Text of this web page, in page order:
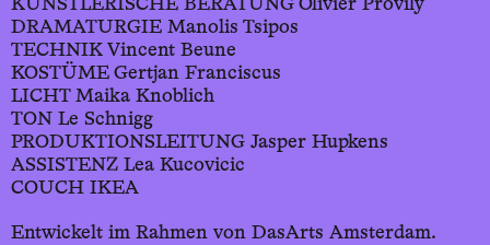
KÜNSTLERISCHE BERATUNG Olivier Provily
DRAMATURGIE Manolis Tsipos
TECHNIK Vincent Beune
KOSTÜME Gertjan Franciscus
LICHT Maika Knoblich
TON Le Schnigg
PRODUKTIONSLEITUNG Jasper Hupkens
ASSISTENZ Lea Kucovicic
COUCH IKEA
Entwickelt im Rahmen von DasArts Amsterdam.